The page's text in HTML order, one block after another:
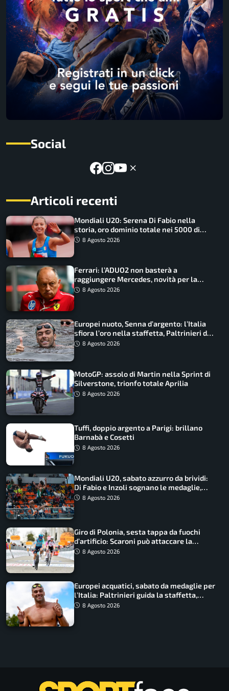
Social
Articoli recenti
Mondiali U20: Serena Di Fabio nella
storia, oro dominio totale nei 5000 di
marcia
8 Agosto 2026
Ferrari: l’ADUO2 non basterà a
raggiungere Mercedes, novità per la
Macarena
8 Agosto 2026
Europei nuoto, Senna d’argento: l’Italia
sfiora l’oro nella staffetta, Paltrinieri da
urlo, il bilancio azzurro
8 Agosto 2026
MotoGP: assolo di Martin nella Sprint di
Silverstone, trionfo totale Aprilia
8 Agosto 2026
Tuffi, doppio argento a Parigi: brillano
Barnabà e Cosetti
8 Agosto 2026
Mondiali U20, sabato azzurro da brividi:
Di Fabio e Inzoli sognano le medaglie,
Castellani e Succo in finale
8 Agosto 2026
Giro di Polonia, sesta tappa da fuochi
d’artificio: Scaroni può attaccare la
maglia di Lemmen
8 Agosto 2026
Europei acquatici, sabato da medaglie per
l’Italia: Paltrinieri guida la staffetta,
Barnabà sogna l’oro dalle grandi altezze
8 Agosto 2026